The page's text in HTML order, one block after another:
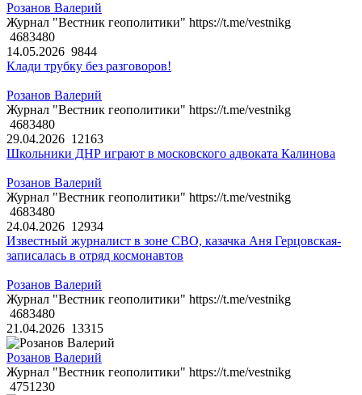
Розанов Валерий
Журнал "Вестник геополитики" https://t.me/vestnikg
4683480
14.05.2026 9844
Клади трубку без разговоров!
Розанов Валерий
Журнал "Вестник геополитики" https://t.me/vestnikg
4683480
29.04.2026 12163
Школьники ДНР играют в московского адвоката Калинова
Розанов Валерий
Журнал "Вестник геополитики" https://t.me/vestnikg
4683480
24.04.2026 12934
Известный журналист в зоне СВО, казачка Аня Герцовская-
записалась в отряд космонавтов
Розанов Валерий
Журнал "Вестник геополитики" https://t.me/vestnikg
4683480
21.04.2026 13315
Розанов Валерий
Журнал "Вестник геополитики" https://t.me/vestnikg
4751230